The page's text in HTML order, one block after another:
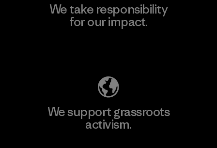
We take responsibility
for our impact.
We support grassroots
activism.